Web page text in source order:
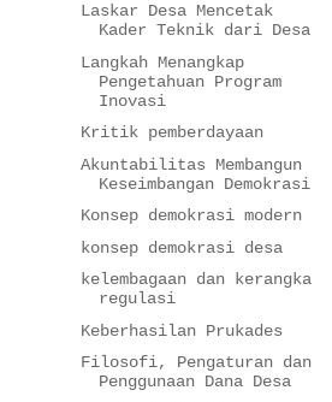
Laskar Desa Mencetak
Kader Teknik dari Desa
Langkah Menangkap
Pengetahuan Program
Inovasi
Kritik pemberdayaan
Akuntabilitas Membangun
Keseimbangan Demokrasi
Konsep demokrasi modern
konsep demokrasi desa
kelembagaan dan kerangka
regulasi
Keberhasilan Prukades
Filosofi, Pengaturan dan
Penggunaan Dana Desa